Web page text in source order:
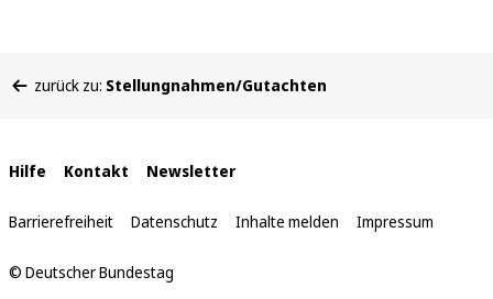
befinden
zurück zu: Stellungnahmen/Gutachten
Interne
Links
Hilfe Kontakt Newsletter
Barrierefreiheit Datenschutz Inhalte melden Impressum
© Deutscher Bundestag